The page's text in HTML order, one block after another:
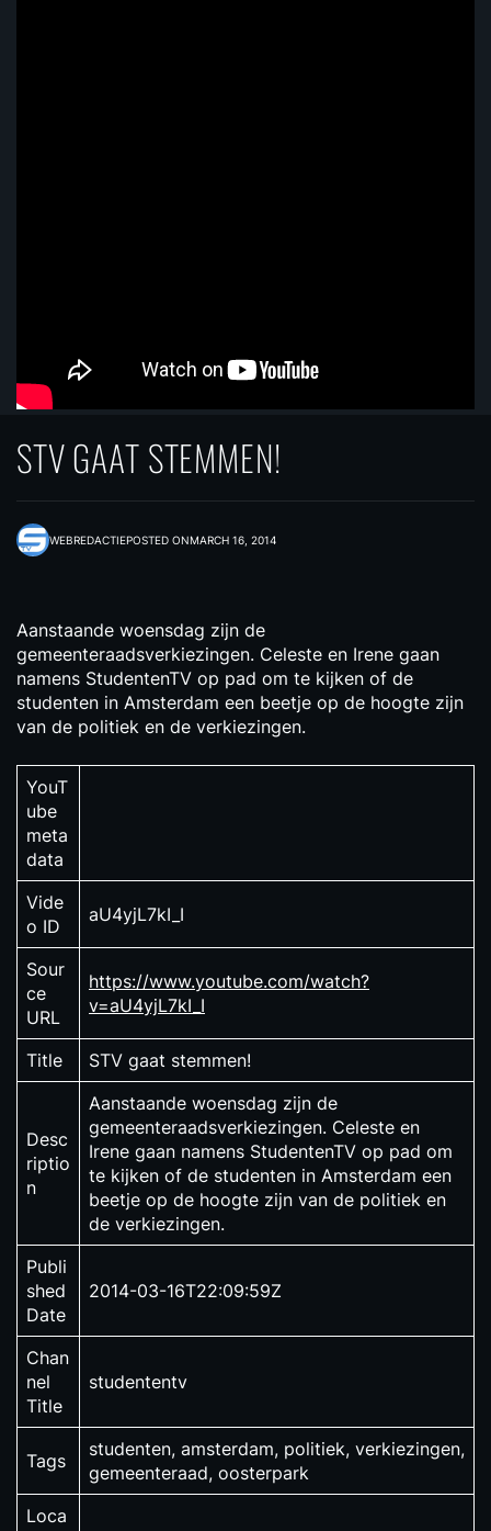
STV GAAT STEMMEN!
WEBREDACTIEPOSTED ONMARCH 16, 2014
Aanstaande woensdag zijn de
gemeenteraadsverkiezingen. Celeste en Irene gaan
namens StudentenTV op pad om te kijken of de
studenten in Amsterdam een beetje op de hoogte zijn
van de politiek en de verkiezingen.
YouT
ube
meta
data
Vide
o ID
aU4yjL7kI_I
Sour
ce
URL
https://www.youtube.com/watch?
v=aU4yjL7kI_I
Title STV gaat stemmen!
Desc
riptio
n
Aanstaande woensdag zijn de
gemeenteraadsverkiezingen. Celeste en
Irene gaan namens StudentenTV op pad om
te kijken of de studenten in Amsterdam een
beetje op de hoogte zijn van de politiek en
de verkiezingen.
Publi
shed
Date
2014-03-16T22:09:59Z
Chan
nel
Title
studententv
Tags
studenten, amsterdam, politiek, verkiezingen,
gemeenteraad, oosterpark
Loca